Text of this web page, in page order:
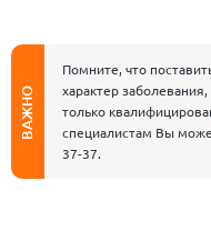
ВАЖНО
Помните, что
характер
только
специалистам Вы
37-37.